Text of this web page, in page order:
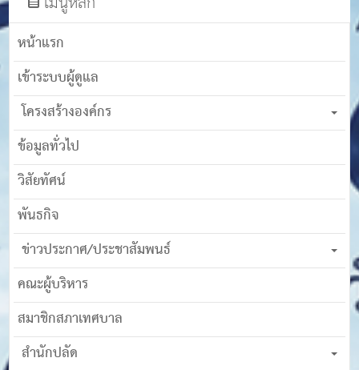
หน้าแรก
เข้าระบบผู้ดูแล
โครงสร้างองค์กร
ข้อมูลทั่วไป
วิสัยทัศน์
พันธกิจ
ข่าวประกาศ/ประชาสัมพนธ์
คณะผู้บริหาร
สมาชิกสภาเทศบาล
สำนักปลัด